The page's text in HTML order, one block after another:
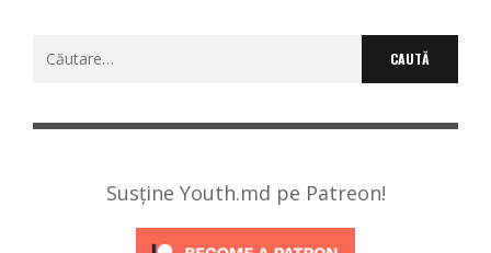
Susține Youth.md pe Patreon!